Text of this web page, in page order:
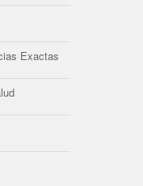
Exactas